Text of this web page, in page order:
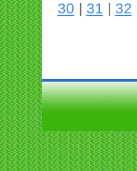
30 | 31 | 32